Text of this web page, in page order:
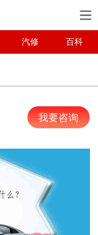
汽修 百科
我要咨询